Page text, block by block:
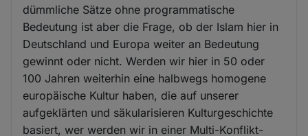
dümmliche Sätze ohne programmatische
Bedeutung ist aber die Frage, ob der Islam hier in
Deutschland und Europa weiter an Bedeutung
gewinnt oder nicht. Werden wir hier in 50 oder
100 Jahren weiterhin eine halbwegs homogene
europäische Kultur haben, die auf unserer
aufgeklärten und säkularisieren Kulturgeschichte
basiert, wer werden wir in einer Multi-Konflikt-